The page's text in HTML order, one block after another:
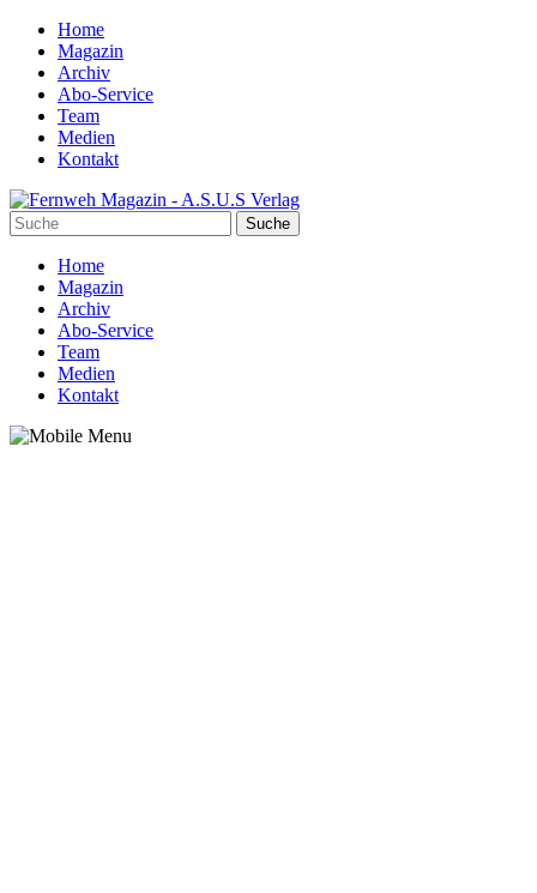
Home
Magazin
Archiv
Abo-Service
Team
Medien
Kontakt
Home
Magazin
Archiv
Abo-Service
Team
Medien
Kontakt